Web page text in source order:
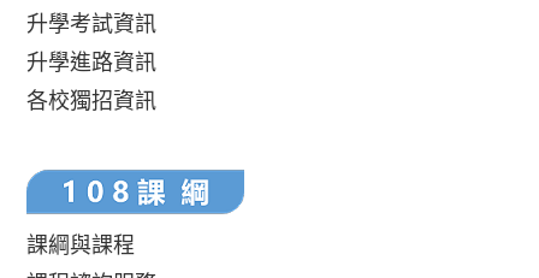
升學考試資訊
升學進路資訊
各校獨招資訊
課綱與課程